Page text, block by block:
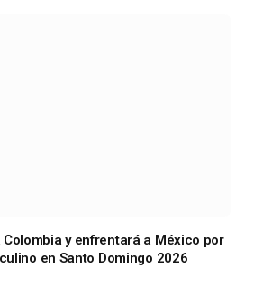
y enfrentará a México por
en Santo Domingo 2026